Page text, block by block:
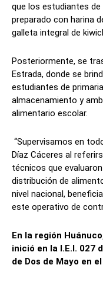
que los estudiantes
preparado con harina
galleta integral de
Posteriormente, se
Estrada, donde se
estudiantes de
almacenamiento y
alimentario escolar.
“Supervisamos en
Díaz Cáceres al
técnicos que
distribución de
nivel nacional,
este operativo de
En la región
inició en la I.E.I. 027
de Dos de Mayo en